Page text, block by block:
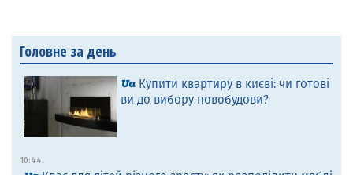
Головне за день
Купити квартиру в києві: чи готові
ви до вибору новобудови?
10:44